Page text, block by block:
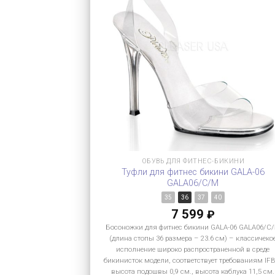
ОБУВЬ ДЛЯ ФИТНЕС-БИКИНИ
Туфли для фитнес бикини GALA-06
GALA06/C/M
35 36 37 40
7 599 ₽
Босоножки для фитнес бикини GALA-06 GALA06/
(длина стопы 36 размера – 23.6 см) –
исполнение широко распространенной в среде
бикинисток модели, соответствует требованиям
высота подошвы 0,9 см., высота каблука 11,5 см.